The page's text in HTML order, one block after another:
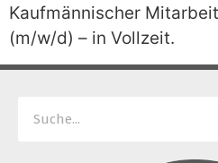
Kaufmännischer
(m/w/d) – in Vollzeit.